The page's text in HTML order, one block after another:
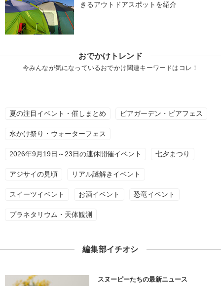
きるアウトドアスポットを紹介
おでかけトレンド
今みんなが気になっているおでかけ関連キーワードはコレ！
夏の注目イベント・催しまとめ ビアガーデン・ビアフェス
水かけ祭り・ウォーターフェス
2026年9月19日～23日の連休開催イベント 七夕まつり
アジサイの見頃 リアル謎解きイベント
スイーツイベント お酒イベント 恐竜イベント
プラネタリウム・天体観測
編集部イチオシ
スヌーピーたちの最新ニュース